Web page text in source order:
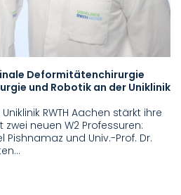
Deformitätenchirurgie
und Robotik an der Uniklinik
RWTH Aachen stärkt ihre
neuen W2 Professuren:
Pishnamaz und Univ.-Prof. Dr.